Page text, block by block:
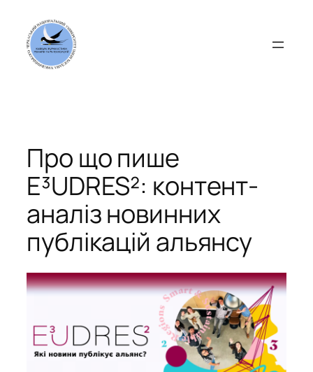
вмісту
Про що пише
E³UDRES²: контент-
аналіз новинних
публікацій альянсу